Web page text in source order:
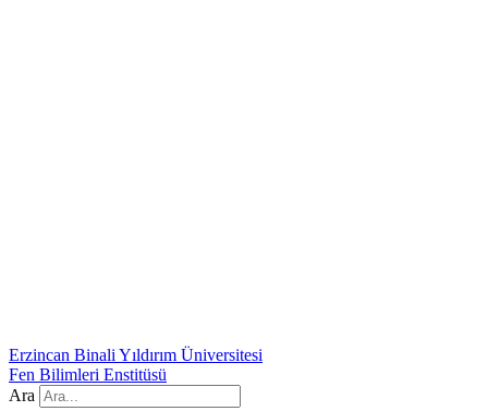
Erzincan Binali Yıldırım Üniversitesi
Fen Bilimleri Enstitüsü
Ara